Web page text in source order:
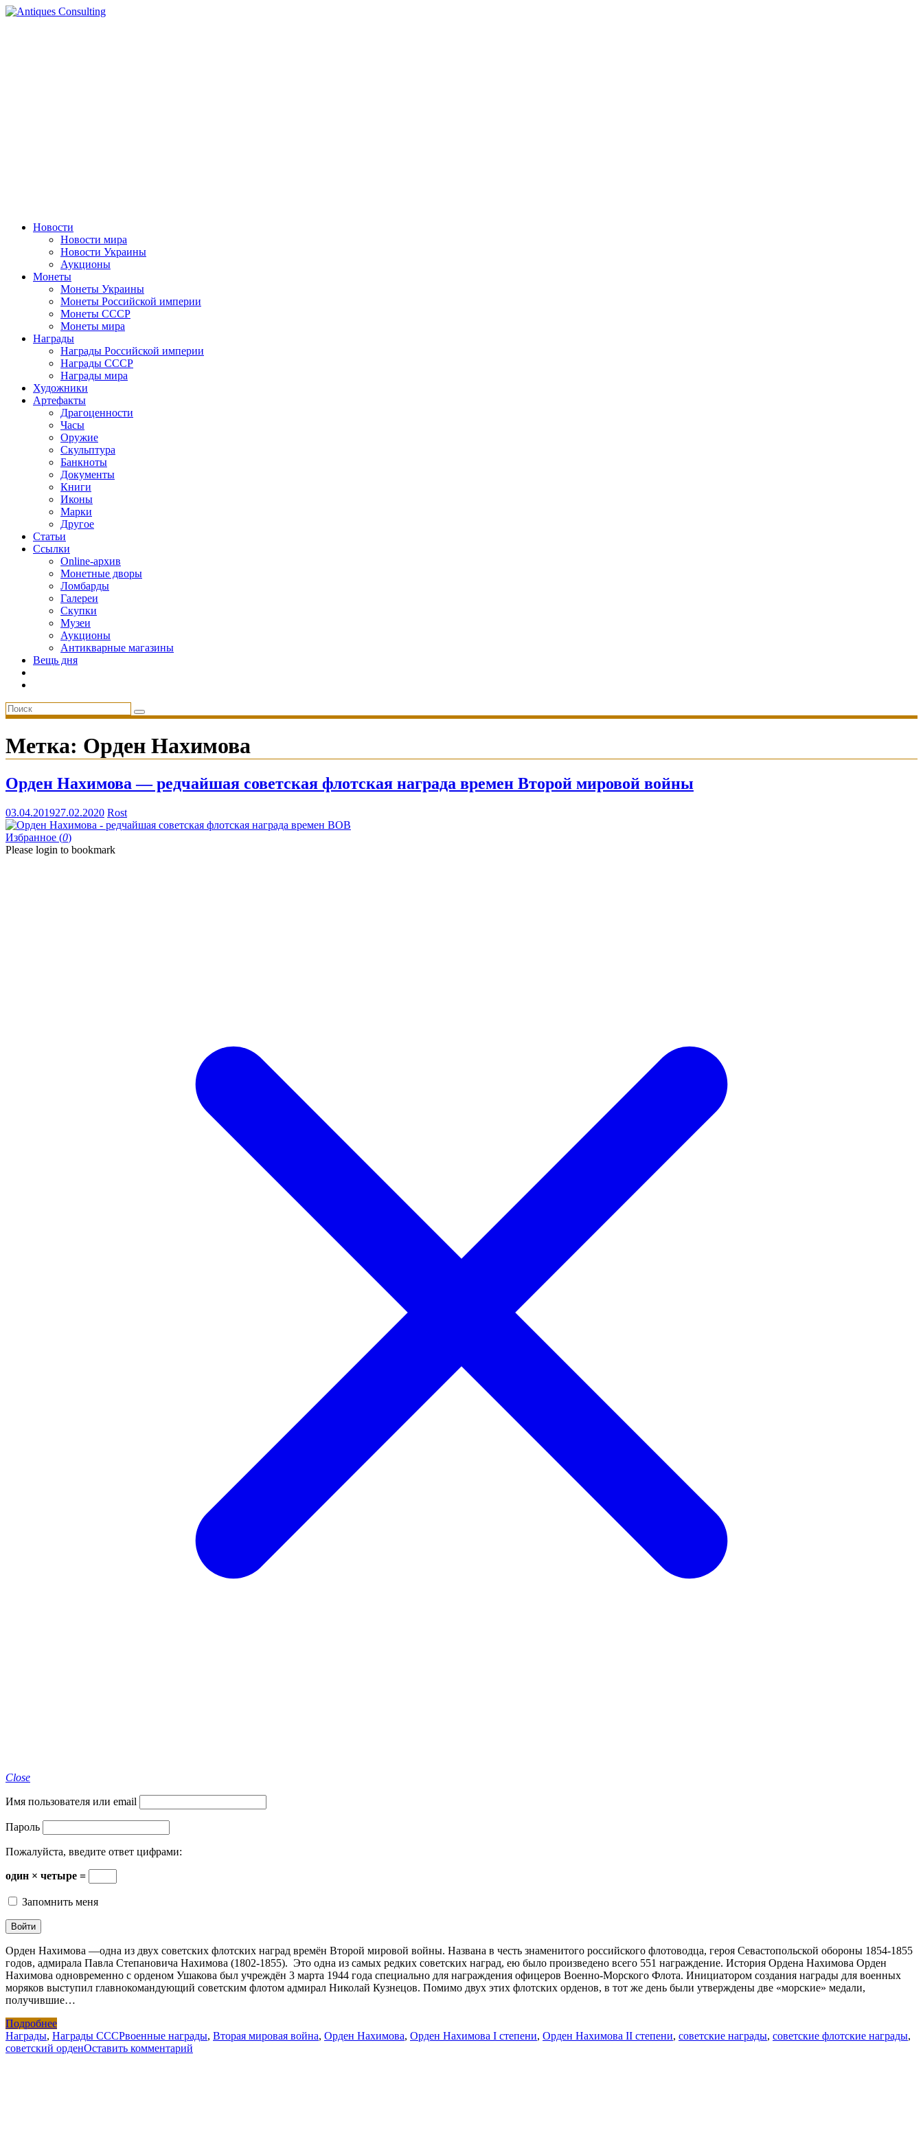
Перейти
Новости
Новости мира
Новости Украины
Аукционы
Монеты
Монеты Украины
Монеты Российской империи
Монеты СССР
Монеты мира
Награды
Награды Российской империи
Награды СССР
Награды мира
Художники
Артефакты
Драгоценности
Часы
Оружие
Скульптура
Банкноты
Документы
Книги
Иконы
Марки
Другое
Статьи
Ссылки
Online-архив
Монетные дворы
Ломбарды
Галереи
Скупки
Музеи
Аукционы
Антикварные магазины
Вещь дня
Метка: Орден Нахимова
Орден Нахимова — редчайшая советская флотская награда времен Второй мировой войны
03.04.201927.02.2020 Rost
Избранное (0)
Please login to bookmark
Close
Имя пользователя или email
Пароль
Пожалуйста, введите ответ цифрами:
один × четыре =
Запомнить меня
Орден Нахимова —одна из двух советских флотских наград времён Второй мировой войны. Названа в честь знаменитого российского флотоводца, героя Севастопольской обороны 1854-1855
годов, адмирала Павла Степановича Нахимова (1802-1855). Это одна из самых редких советских наград, ею было произведено всего 551 награждение. История Ордена Нахимова Орден
Нахимова одновременно с орденом Ушакова был учреждён 3 марта 1944 года специально для награждения офицеров Военно-Морского Флота. Инициатором создания награды для военных
моряков выступил главнокомандующий советским флотом адмирал Николай Кузнецов. Помимо двух этих флотских орденов, в тот же день были утверждены две «морские» медали,
получившие…
Подробнее
Награды, Награды СССРвоенные награды, Вторая мировая война, Орден Нахимова, Орден Нахимова I степени, Орден Нахимова II степени, советские награды, советские флотские награды,
советский орденОставить комментарий